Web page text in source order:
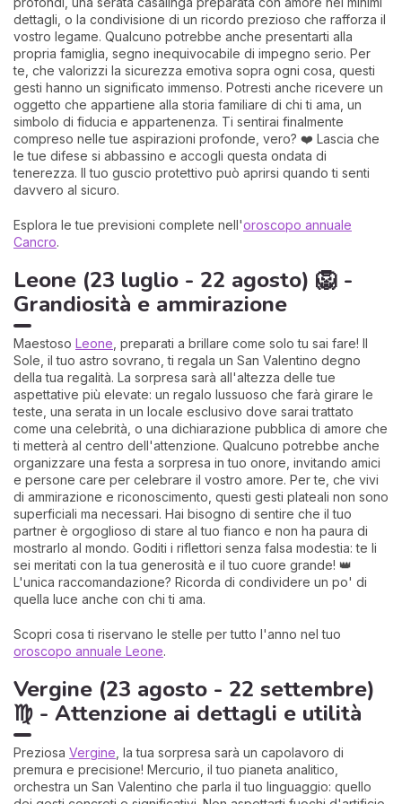
dettagli, o la condivisione di un ricordo prezioso che rafforza il
vostro legame. Qualcuno potrebbe anche presentarti alla
propria famiglia, segno inequivocabile di impegno serio. Per
te, che valorizzi la sicurezza emotiva sopra ogni cosa, questi
gesti hanno un significato immenso. Potresti anche ricevere un
oggetto che appartiene alla storia familiare di chi ti ama, un
simbolo di fiducia e appartenenza. Ti sentirai finalmente
compreso nelle tue aspirazioni profonde, vero? ❤️ Lascia che
le tue difese si abbassino e accogli questa ondata di
tenerezza. Il tuo guscio protettivo può aprirsi quando ti senti
davvero al sicuro.
Esplora le tue previsioni complete nell'oroscopo annuale
Cancro.
Leone (23 luglio - 22 agosto) 🦁 -
Grandiosità e ammirazione
Maestoso Leone , preparati a brillare come solo tu sai fare! Il
Sole, il tuo astro sovrano, ti regala un San Valentino degno
della tua regalità. La sorpresa sarà all'altezza delle tue
aspettative più elevate: un regalo lussuoso che farà girare le
teste, una serata in un locale esclusivo dove sarai trattato
come una celebrità, o una dichiarazione pubblica di amore che
ti metterà al centro dell'attenzione. Qualcuno potrebbe anche
organizzare una festa a sorpresa in tuo onore, invitando amici
e persone care per celebrare il vostro amore. Per te, che vivi
di ammirazione e riconoscimento, questi gesti plateali non sono
superficiali ma necessari. Hai bisogno di sentire che il tuo
partner è orgoglioso di stare al tuo fianco e non ha paura di
mostrarlo al mondo. Goditi i riflettori senza falsa modestia: te li
sei meritati con la tua generosità e il tuo cuore grande! 👑
L'unica raccomandazione? Ricorda di condividere un po' di
quella luce anche con chi ti ama.
Scopri cosa ti riservano le stelle per tutto l'anno nel tuo
oroscopo annuale Leone.
Vergine (23 agosto - 22 settembre)
♍ - Attenzione ai dettagli e utilità
Preziosa Vergine , la tua sorpresa sarà un capolavoro di
premura e precisione! Mercurio, il tuo pianeta analitico,
orchestra un San Valentino che parla il tuo linguaggio: quello